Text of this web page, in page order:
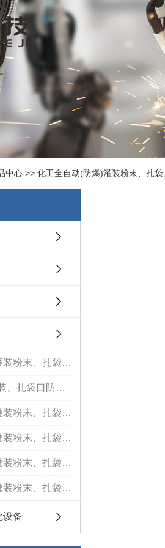
中心 >> 化工全自动(防爆)灌装粉末、扎
化工全自动(防爆)灌装粉末、扎袋、包装生产线
军工产品全自动包装、扎袋口防爆设备
化工全自动(防爆)灌装粉末、扎袋、包装生产线
化工全自动(防爆)灌装粉末、扎袋、包装生产线
化工全自动(防爆)灌装粉末、扎袋、包装生产线
化工全自动(防爆)灌装粉末、扎袋、包装生产线
设备